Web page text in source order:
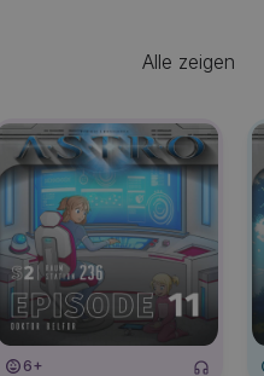
Alle zeigen
6+